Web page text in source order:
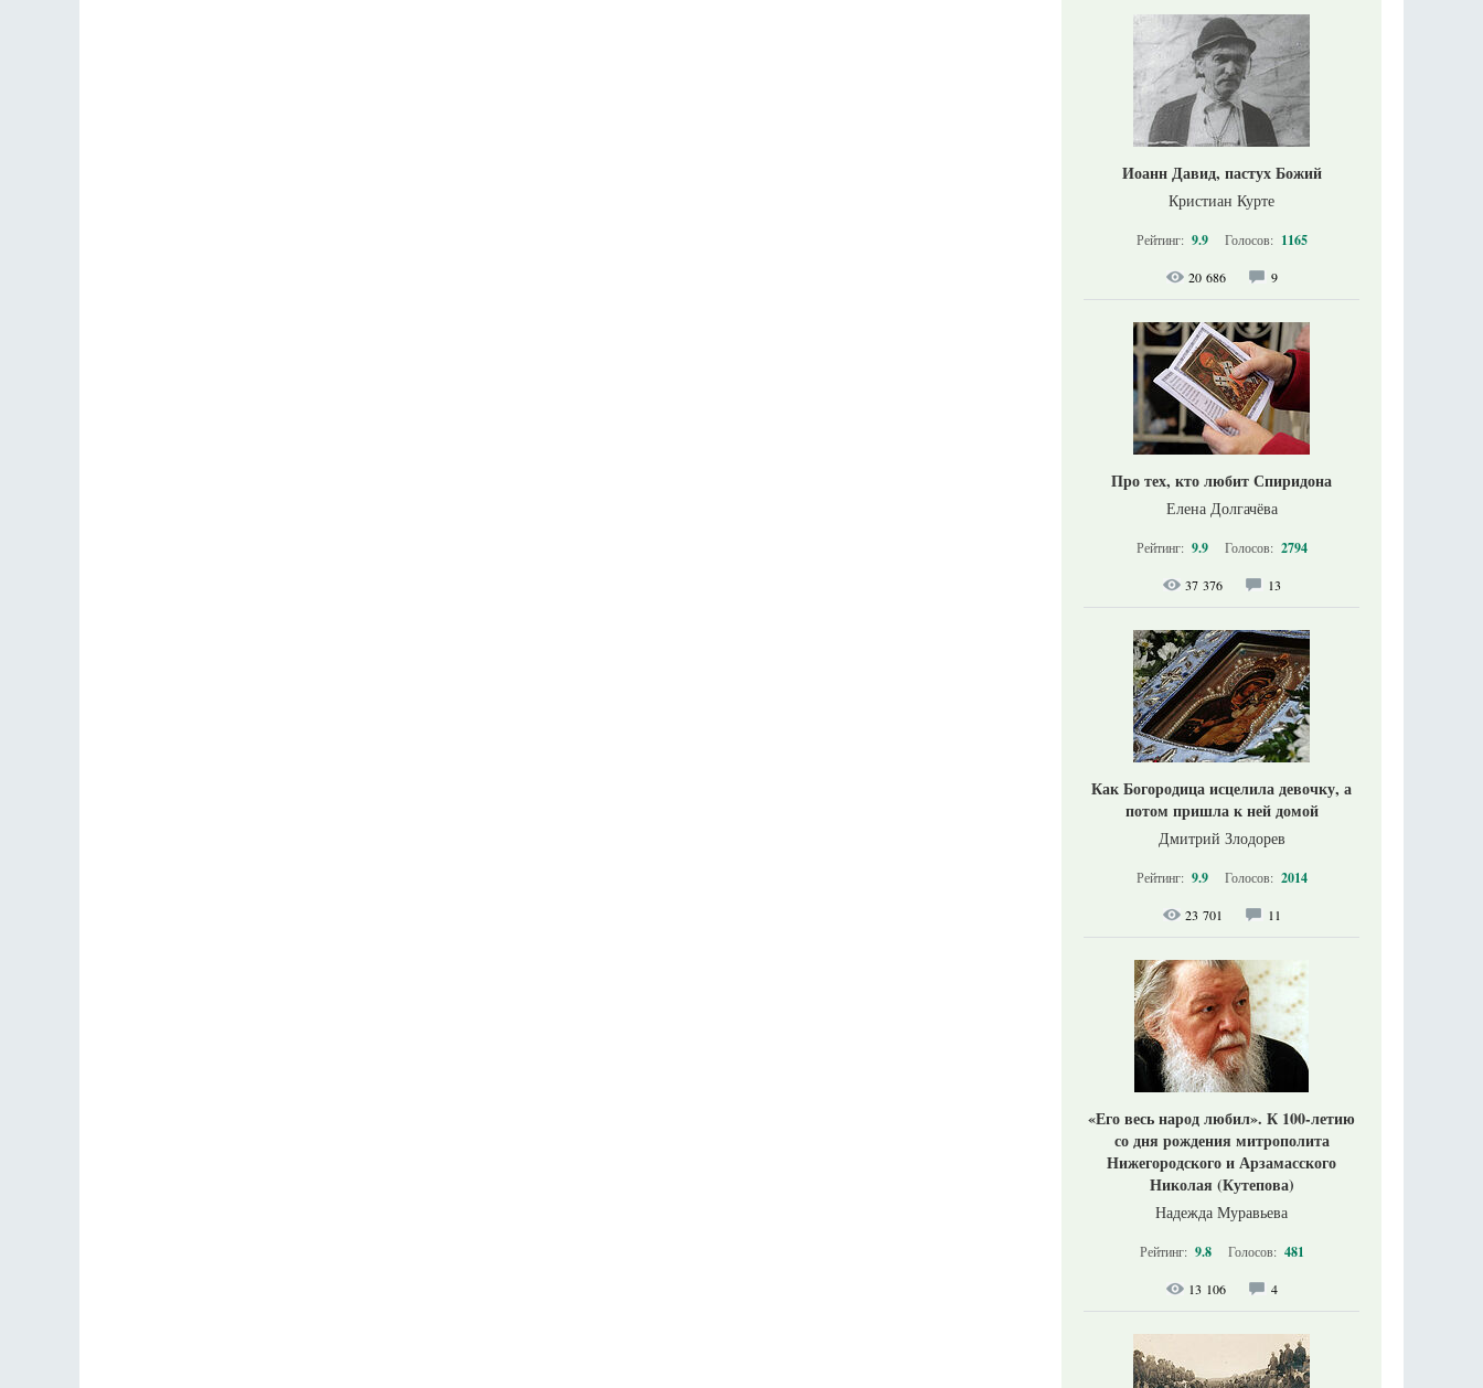
Иоанн Давид, пастух Божий
Кристиан Курте
Рейтинг: 9.9 Голосов: 1165
20 686 9
Про тех, кто любит Спиридона
Елена Долгачёва
Рейтинг: 9.9 Голосов: 2794
37 376 13
Как Богородица исцелила девочку, а
потом пришла к ней домой
Дмитрий Злодорев
Рейтинг: 9.9 Голосов: 2014
23 701 11
«Его весь народ любил». К 100-летию
со дня рождения митрополита
Нижегородского и Арзамасского
Николая (Кутепова)
Надежда Муравьева
Рейтинг: 9.8 Голосов: 481
13 106 4